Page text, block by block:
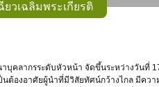
วเฉลิมพระเกียรติ
นต้องอาศัยผู้นำที่มีวิสัยทัศน์กว้างไกล มีค